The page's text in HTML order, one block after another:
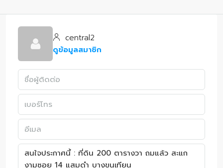
central2
ดูข้อมูลสมาชิก